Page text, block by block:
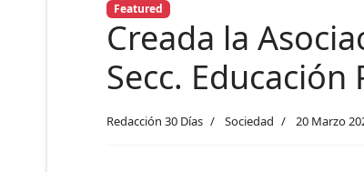
Featured
Creada la
Secc.
Redacción 30 Días Sociedad 20 Marzo